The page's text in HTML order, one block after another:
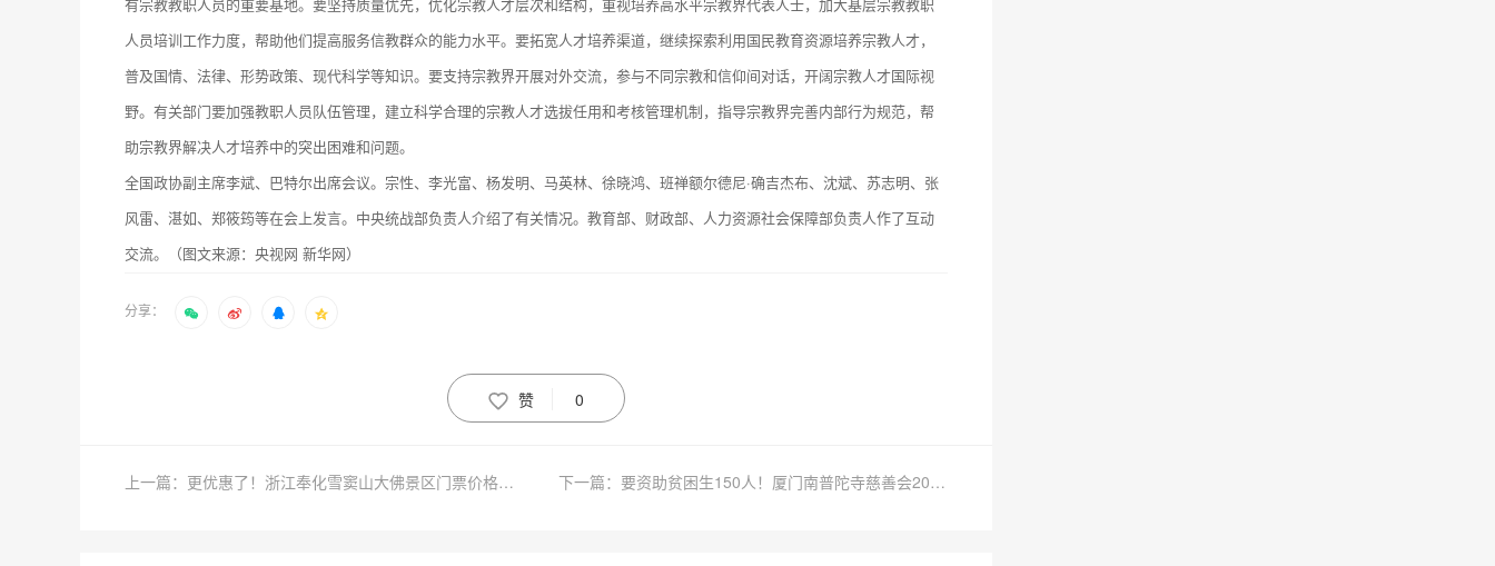
人员培训工作力度，帮助他们提高服务信教群众的能力水平。要拓宽人才培养渠道，继续探索利用国民教育资源培养宗教人才，
普及国情、法律、形势政策、现代科学等知识。要支持宗教界开展对外交流，参与不同宗教和信仰间对话，开阔宗教人才国际视
野。有关部门要加强教职人员队伍管理，建立科学合理的宗教人才选拔任用和考核管理机制，指导宗教界完善内部行为规范，帮
助宗教界解决人才培养中的突出困难和问题。
全国政协副主席李斌、巴特尔出席会议。宗性、李光富、杨发明、马英林、徐晓鸿、班禅额尔德尼·确吉杰布、沈斌、苏志明、张
风雷、湛如、郑筱筠等在会上发言。中央统战部负责人介绍了有关情况。教育部、财政部、人力资源社会保障部负责人作了互动
交流。（图文来源：央视网 新华网）
分享：
赞 0
上一篇：更优惠了！浙江奉化雪窦山大佛景区门票价格自2020年8月1日起调整 下一篇：要资助贫困生150人！厦门南普陀寺慈善会2020年慈善助学公募项目正式启动